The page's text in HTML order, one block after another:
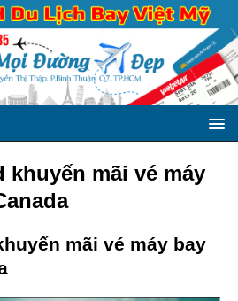
khuyến mãi vé máy
mãi vé máy bay